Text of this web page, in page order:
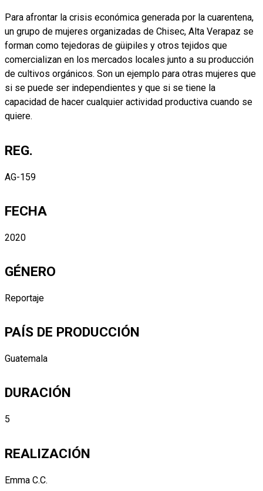
Para afrontar la crisis económica generada por la cuarentena,
un grupo de mujeres organizadas de Chisec, Alta Verapaz se
forman como tejedoras de güipiles y otros tejidos que
comercializan en los mercados locales junto a su producción
de cultivos orgánicos. Son un ejemplo para otras mujeres que
si se puede ser independientes y que si se tiene la
capacidad de hacer cualquier actividad productiva cuando se
quiere.
REG.
AG-159
FECHA
2020
GÉNERO
Reportaje
PAÍS DE PRODUCCIÓN
Guatemala
DURACIÓN
5
REALIZACIÓN
Emma C.C.